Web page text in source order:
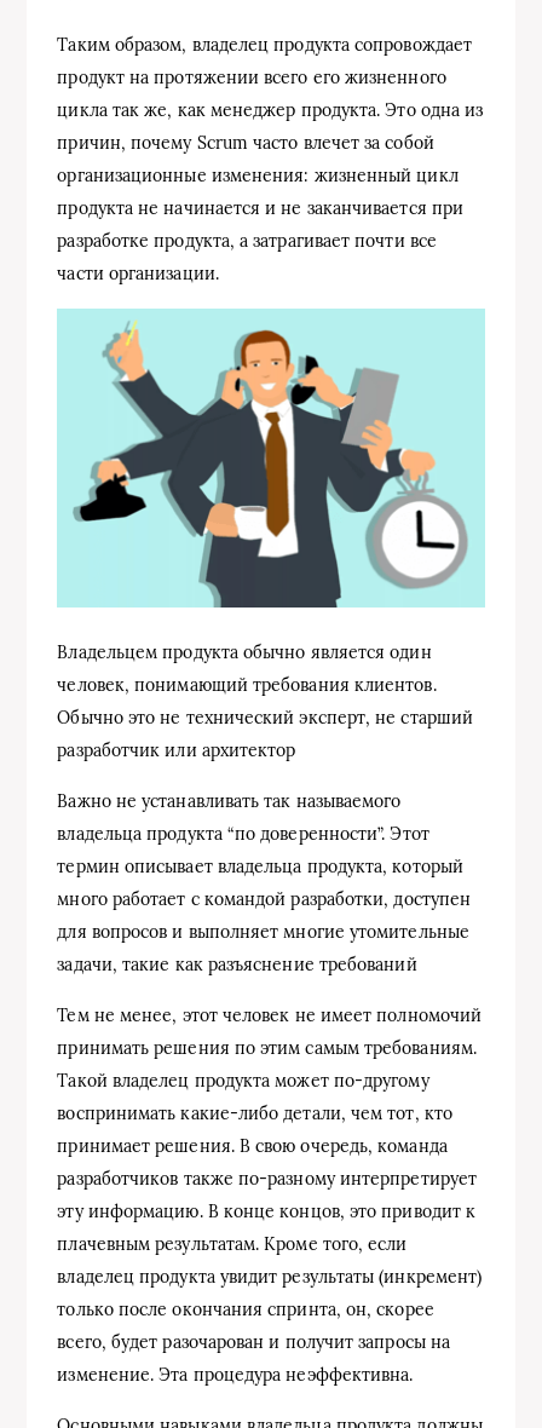
Таким образом, владелец продукта сопровождает
продукт на протяжении всего его жизненного
цикла так же, как менеджер продукта. Это одна из
причин, почему Scrum часто влечет за собой
организационные изменения: жизненный цикл
продукта не начинается и не заканчивается при
разработке продукта, а затрагивает почти все
части организации.
Владельцем продукта обычно является один
человек, понимающий требования клиентов.
Обычно это не технический эксперт, не старший
разработчик или архитектор
Важно не устанавливать так называемого
владельца продукта “по доверенности”. Этот
термин описывает владельца продукта, который
много работает с командой разработки, доступен
для вопросов и выполняет многие утомительные
задачи, такие как разъяснение требований
Тем не менее, этот человек не имеет полномочий
принимать решения по этим самым требованиям.
Такой владелец продукта может по-другому
воспринимать какие-либо детали, чем тот, кто
принимает решения. В свою очередь, команда
разработчиков также по-разному интерпретирует
эту информацию. В конце концов, это приводит к
плачевным результатам. Кроме того, если
владелец продукта увидит результаты (инкремент)
только после окончания спринта, он, скорее
всего, будет разочарован и получит запросы на
изменение. Эта процедура неэффективна.